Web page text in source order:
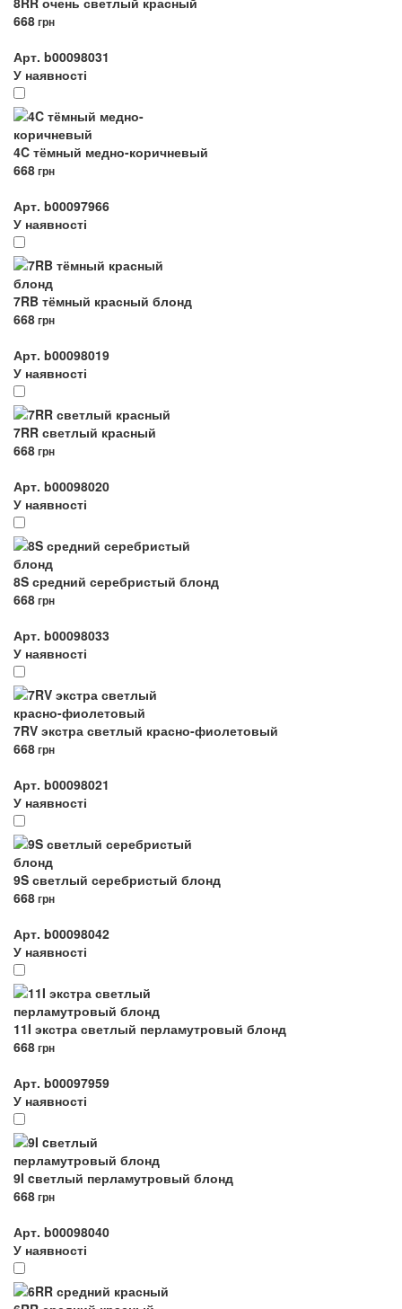
668грн
Арт. b00098031
У наявності
4C тёмный медно-коричневый
668грн
Арт. b00097966
У наявності
7RB тёмный красный блонд
668грн
Арт. b00098019
У наявності
7RR светлый красный
668грн
Арт. b00098020
У наявності
8S средний серебристый блонд
668грн
Арт. b00098033
У наявності
7RV экстра светлый красно-фиолетовый
668грн
Арт. b00098021
У наявності
9S светлый серебристый блонд
668грн
Арт. b00098042
У наявності
11I экстра светлый перламутровый блонд
668грн
Арт. b00097959
У наявності
9I cветлый перламутровый блонд
668грн
Арт. b00098040
У наявності